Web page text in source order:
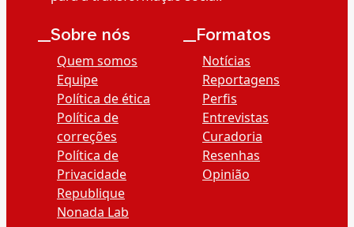
__Sobre nós
Quem somos
Equipe
Política de ética
Política de
correções
Política de
Privacidade
Republique
Nonada Lab
__Formatos
Notícias
Reportagens
Perfis
Entrevistas
Curadoria
Resenhas
Opinião